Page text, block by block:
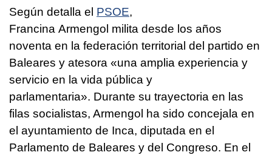
Según detalla el PSOE,
Francina Armengol milita desde los años
noventa en la federación territorial del partido en
Baleares y atesora «una amplia experiencia y
servicio en la vida pública y
parlamentaria». Durante su trayectoria en las
filas socialistas, Armengol ha sido concejala en
el ayuntamiento de Inca, diputada en el
Parlamento de Baleares y del Congreso. En el